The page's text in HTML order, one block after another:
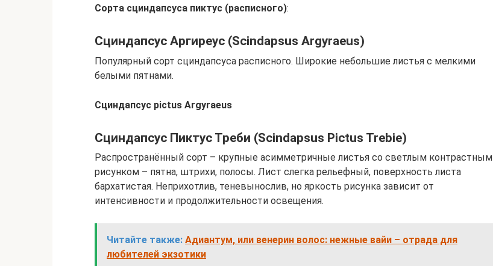
Сорта сциндапсуса пиктус (расписного):
Сциндапсус Аргиреус (Scindapsus Argyraeus)
Популярный сорт сциндапсуса расписного. Широкие небольшие листья с мелкими
белыми пятнами.
Сциндапсус pictus Argyraeus
Сциндапсус Пиктус Треби (Scindapsus Pictus Trebie)
Распространённый сорт – крупные асимметричные листья со светлым контрастным
рисунком – пятна, штрихи, полосы. Лист слегка рельефный, поверхность листа
бархатистая. Неприхотлив, теневынослив, но яркость рисунка зависит от
интенсивности и продолжительности освещения.
Читайте также: Адиантум, или венерин волос: нежные вайи – отрада для
любителей экзотики